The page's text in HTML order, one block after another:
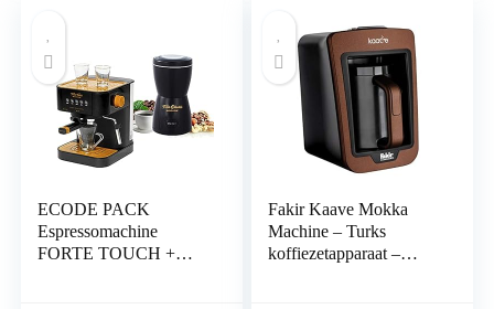
ECODE PACK
Espressomachine
FORTE TOUCH +
Fakir Kaave Mokka
Machine – Turks
koffiezetapparaat –